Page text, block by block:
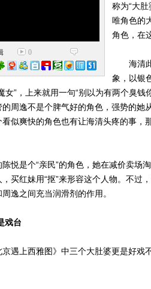
0
称为“大
唯角色的
角色，在
海清此
象，以银
女”，上来就用一句“别以为有两个臭钱
周逸不是个脾气好的角色，强势的她
似爽快的角色也有让海清头疼的事，
是个“亲民”的角色，她在减价卖场
买红妹用“抠”来形容这个人物。不过
逸之间充当润滑剂的作用。
戏台
上西雅图》中三个大肚婆更是好戏